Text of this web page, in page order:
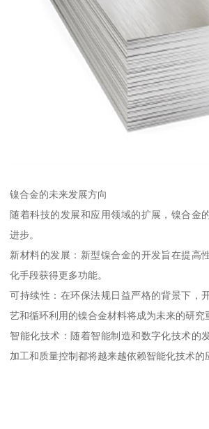
镍合金的未来发展方向
随着科技的发展和应用领域的扩展，镍合金
进步。
新材料的发展：新型镍合金的开发旨在提高
化手段获得更多功能。
可持续性：在环保法规日益严格的背景下，
艺和循环利用的镍合金材料将成为未来的研究
智能化技术：随着智能制造和数字化技术的
加工和质量控制都将越来越依赖智能化技术的